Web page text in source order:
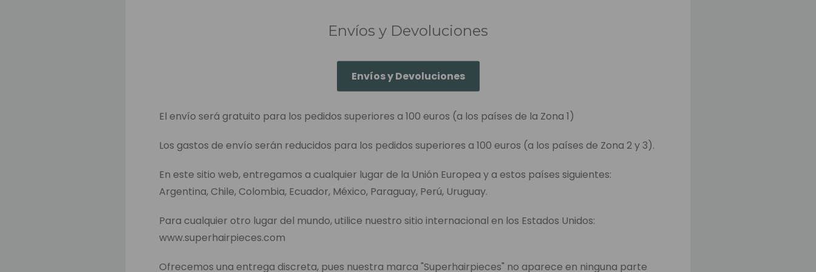
Envíos y Devoluciones
Envíos y Devoluciones
El envío será gratuito para los pedidos superiores a 100 euros (a los países de la Zona 1)
Los gastos de envío serán reducidos para los pedidos superiores a 100 euros (a los países de Zona 2 y 3).
En este sitio web, entregamos a cualquier lugar de la Unión Europea y a estos países siguientes:
Argentina, Chile, Colombia, Ecuador, México, Paraguay, Perú, Uruguay.
Para cualquier otro lugar del mundo, utilice nuestro sitio internacional en los Estados Unidos:
www.superhairpieces.com
Ofrecemos una entrega discreta, pues nuestra marca "Superhairpieces" no aparece en ninguna parte